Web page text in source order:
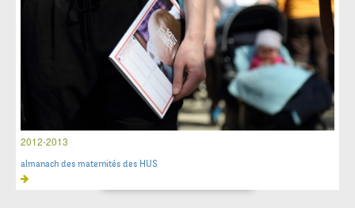
2012-2013
almanach des maternités des HUS